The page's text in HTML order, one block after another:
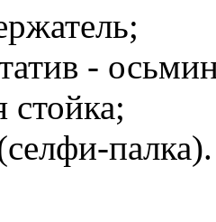
-
стойка;
палка).